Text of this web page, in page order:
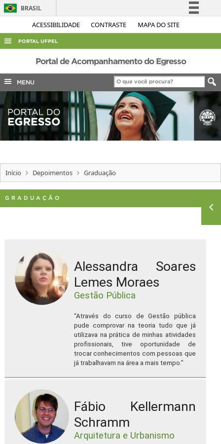
ACESSIBILIDADE CONTRASTE MAPA DO SITE
BRASIL
Simplifique!
Acesso à informação
Legislação
Canais
PORTAL UFPEL
ACESSO À INFORMAÇÃO
AUDITORIA
COBALTO
CONCURSOS
EDITAIS
INTERNACIONAL
PORTARIAS
Portal de Acompanhamento do Egresso
MENU
Início Depoimentos Graduação
GRADUAÇÃO
Alessandra Soares
Lemes Moraes
Gestão Pública
“Através do curso de Gestão pública
pude comprovar na teoria tudo que já
utilizava na prática de minhas atividades
profissionais, tive oportunidade de
trocar conhecimentos com pessoas que
já trabalhavam na área a mais tempo.”
Fábio Kellermann
Schramm
Arquitetura e Urbanismo